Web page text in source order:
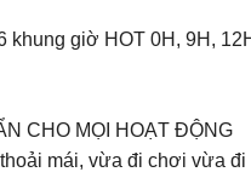
giờ HOT 0H, 9H,
CHO MỌI HOẠT ĐỘNG
mái, vừa đi chơi vừa